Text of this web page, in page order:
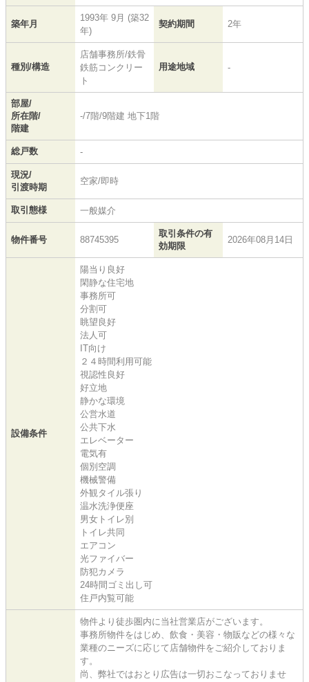
築年月
1993年 9月 (築32
年)
契約期間 2年
種別/構造
店舗事務所/鉄骨
鉄筋コンクリー
ト
用途地域 -
部屋/
所在階/
階建
-/7階/9階建 地下1階
総戸数 -
現況/
引渡時期
空家/即時
取引態様 一般媒介
物件番号 88745395
取引条件の有
効期限
2026年08月14日
設備条件
陽当り良好
閑静な住宅地
事務所可
分割可
眺望良好
法人可
IT向け
２４時間利用可能
視認性良好
好立地
静かな環境
公営水道
公共下水
エレベーター
電気有
個別空調
機械警備
外観タイル張り
温水洗浄便座
男女トイレ別
トイレ共同
エアコン
光ファイバー
防犯カメラ
24時間ゴミ出し可
住戸内覧可能
物件より徒歩圏内に当社営業店がございます。
事務所物件をはじめ、飲食・美容・物販などの様々な
業種のニーズに応じて店舗物件をご紹介しておりま
す。
尚、弊社ではおとり広告は一切おこなっておりませ